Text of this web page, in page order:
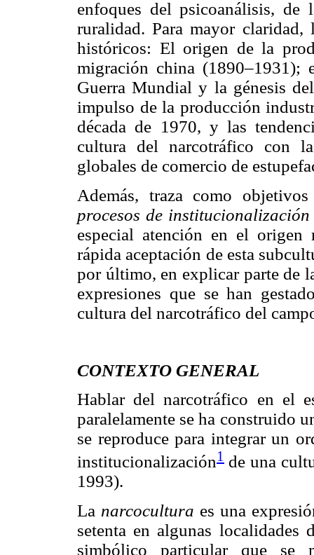
enfoques del psicoanálisis,
ruralidad. Para mayor
históricos: El origen de la
migración china (1890–1931);
Guerra Mundial y la génesis
impulso de la producción
década de 1970, y las
cultura del narcotráfico con
globales de comercio de
Además, traza como
procesos de
especial atención en el
rápida aceptación de esta
por último, en explicar parte de
expresiones que se han
cultura del narcotráfico del
CONTEXTO GENERAL
Hablar del narcotráfico en el
paralelamente se ha construido
se reproduce para integrar un
institucionalización1 de una
1993).
La narcocultura es una
setenta en algunas localidades
simbólico particular que se